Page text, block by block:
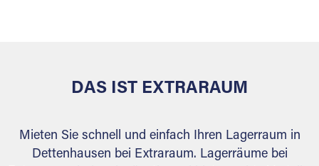
DAS IST EXTRARAUM
Mieten Sie schnell und einfach Ihren Lagerraum in
Dettenhausen bei Extraraum. Lagerräume bei